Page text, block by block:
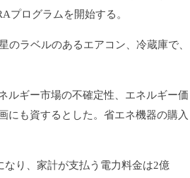
プログラムを開始する。
のラベルのあるエアコン、冷蔵庫で、
ルギー市場の不確定性、 エネルギー価
にも資するとした。 省エネ機器の購入
り、 家計が支払う電力料金は2億